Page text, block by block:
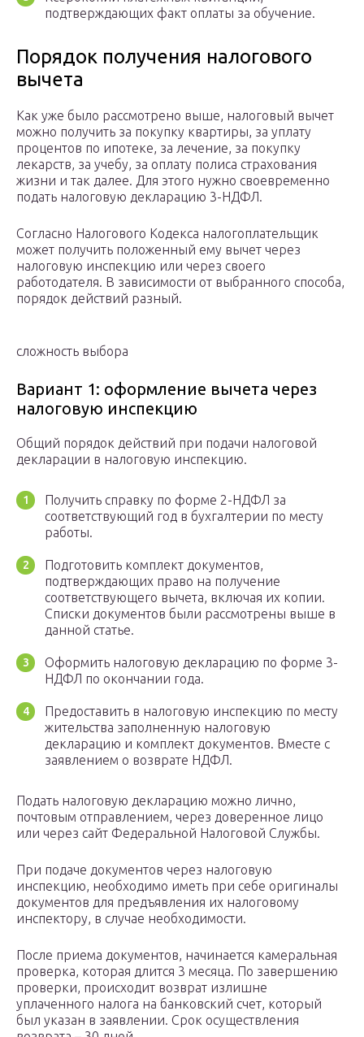
подтверждающих факт оплаты за обучение.
Порядок получения налогового
вычета
Как уже было рассмотрено выше, налоговый вычет
можно получить за покупку квартиры, за уплату
процентов по ипотеке, за лечение, за покупку
лекарств, за учебу, за оплату полиса страхования
жизни и так далее. Для этого нужно своевременно
подать налоговую декларацию 3-НДФЛ.
Согласно Налогового Кодекса налогоплательщик
может получить положенный ему вычет через
налоговую инспекцию или через своего
работодателя. В зависимости от выбранного способа,
порядок действий разный.
сложность выбора
Вариант 1: оформление вычета через
налоговую инспекцию
Общий порядок действий при подачи налоговой
декларации в налоговую инспекцию.
Получить справку по форме 2-НДФЛ за
соответствующий год в бухгалтерии по месту
работы.
Подготовить комплект документов,
подтверждающих право на получение
соответствующего вычета, включая их копии.
Списки документов были рассмотрены выше в
данной статье.
Оформить налоговую декларацию по форме 3-
НДФЛ по окончании года.
Предоставить в налоговую инспекцию по месту
жительства заполненную налоговую
декларацию и комплект документов. Вместе с
заявлением о возврате НДФЛ.
Подать налоговую декларацию можно лично,
почтовым отправлением, через доверенное лицо
или через сайт Федеральной Налоговой Службы.
При подаче документов через налоговую
инспекцию, необходимо иметь при себе оригиналы
документов для предъявления их налоговому
инспектору, в случае необходимости.
После приема документов, начинается камеральная
проверка, которая длится 3 месяца. По завершению
проверки, происходит возврат излишне
уплаченного налога на банковский счет, который
был указан в заявлении. Срок осуществления